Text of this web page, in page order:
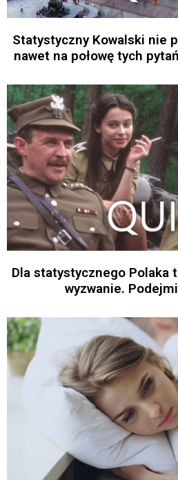
Statystyczny Kowalski nie
nawet na połowę tych
Dla statystycznego Polaka
wyzwanie.